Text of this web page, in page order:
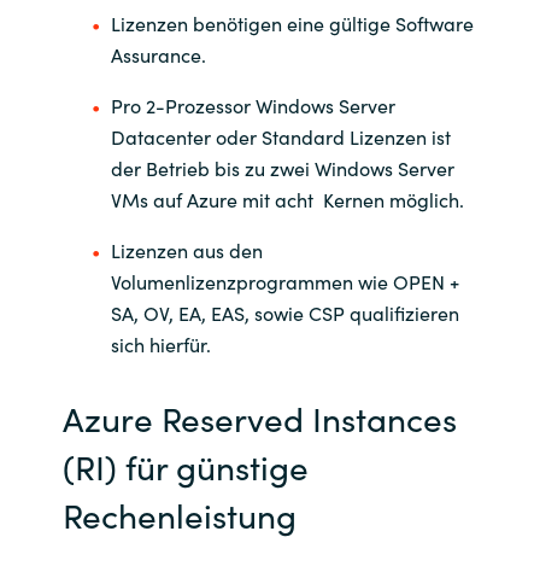
Lizenzen benötigen eine gültige Software
Assurance.
Pro 2-Prozessor Windows Server
Datacenter oder Standard Lizenzen ist
der Betrieb bis zu zwei Windows Server
VMs auf Azure mit acht Kernen möglich.
Lizenzen aus den
Volumenlizenzprogrammen wie OPEN +
SA, OV, EA, EAS, sowie CSP qualifizieren
sich hierfür.
Azure Reserved Instances
(RI) für günstige
Rechenleistung